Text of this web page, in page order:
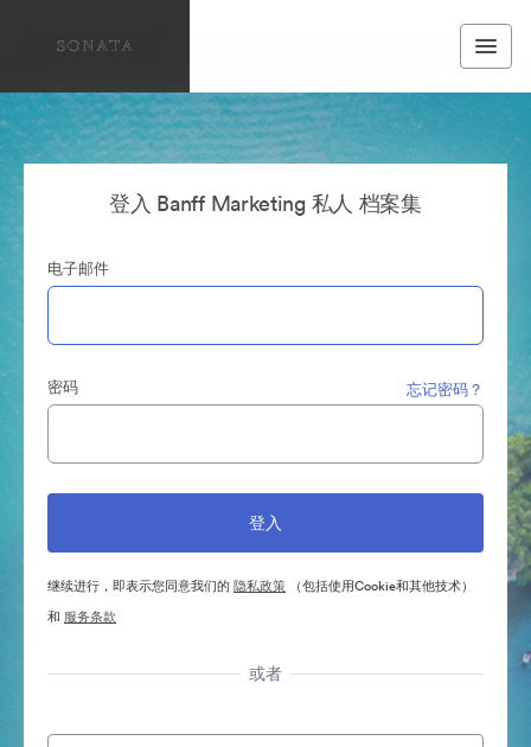
登入 Banff Marketing 私人 档案集
电子邮件
密码 忘记密码？
继续进行，即表示您同意我们的 隐私政策 （包括使用Cookie和其他技术）
和 服务条款
或者